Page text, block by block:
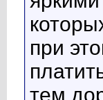
при
тем